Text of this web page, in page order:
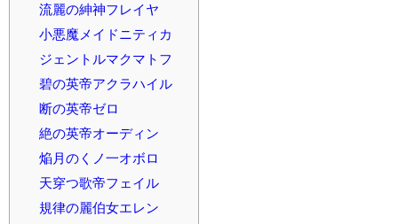
流麗の紳神フレイヤ
小悪魔メイドニティカ
ジェントルマクマトフ
碧の英帝アクラハイル
断の英帝ゼロ
絶の英帝オーディン
焔月のくノ一オボロ
天穿つ歌帝フェイル
規律の麗伯女エレン